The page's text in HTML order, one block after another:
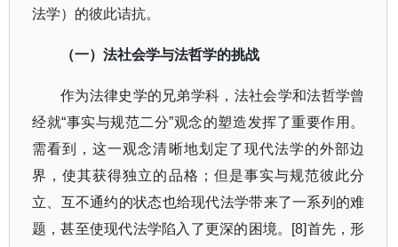
法学）的彼此诘抗。
（一）法社会学与法哲学的挑战
作为法律史学的兄弟学科，法社会学和法哲学曾
经就“事实与规范二分”观念的塑造发挥了重要作用。
需看到，这一观念清晰地划定了现代法学的外部边
界，使其获得独立的品格；但是事实与规范彼此分
立、互不通约的状态也给现代法学带来了一系列的难
题，甚至使现代法学陷入了更深的困境。
[8]首先，形